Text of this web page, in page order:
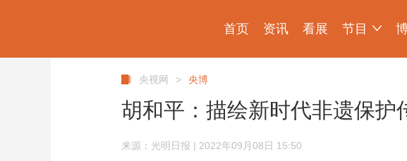
首页 资讯 看展 节目
央视网 > 央博
胡和平：描绘新时代非遗保护
来源：光明日报 | 2022年09月08日 15:50